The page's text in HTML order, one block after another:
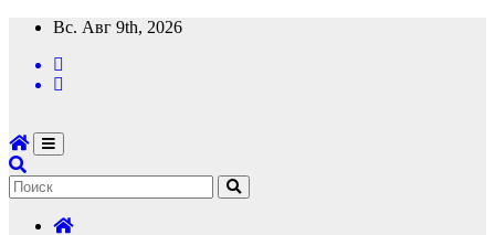
Перейти
содержимому
Вс. Авг 9th, 2026